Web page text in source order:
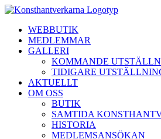
Fortsätt
innehålletWEBBUTIK
MEDLEMMAR
GALLERI
KOMMANDE
TIDIGARE
AKTUELLT
OM OSS
BUTIK
SAMTIDA
HISTORIA
MEDLEMSANSÖKAN